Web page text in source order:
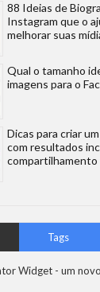
88 Ideias de
Instagram que o
melhorar suas
Qual o tamanho
imagens para o
Dicas para criar
com resultados
compartilhamento
Tags
Widget - um